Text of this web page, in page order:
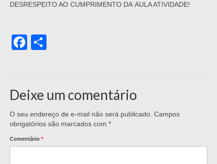
DESRESPEITO AO CUMPRIMENTO DA AULA ATIVIDADE!
Facebook
Deixe um comentário
O seu endereço de e-mail não será publicado. Campos
obrigatórios são marcados com *
Comentário *